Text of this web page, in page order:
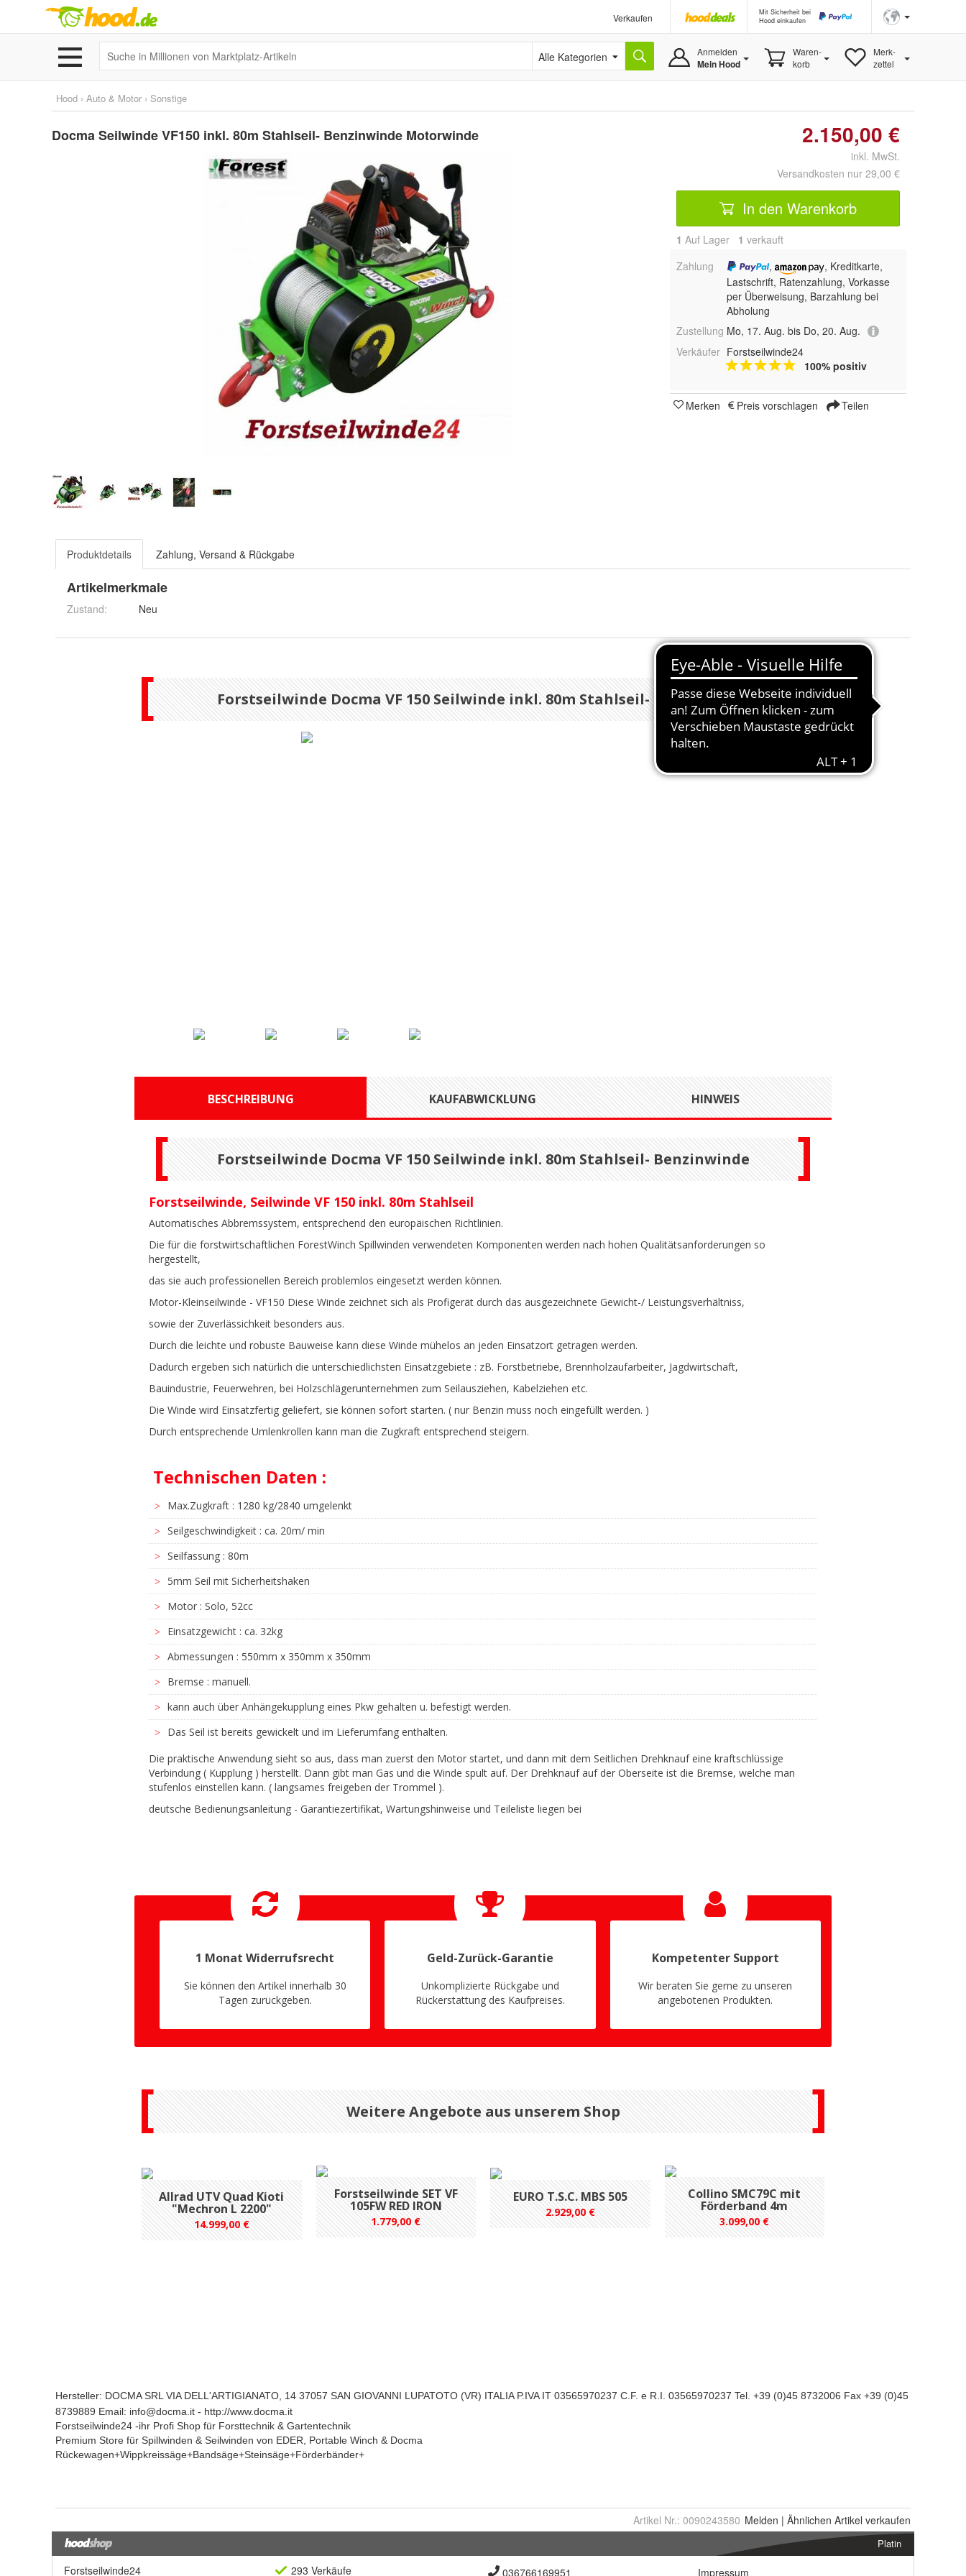
Verkaufen
Mit Sicherheit bei
Hood einkaufen
Alle Kategorien Anmelden
Mein Hood
Waren-
korb
Merk-
zettel
Hood › Auto & Motor › Sonstige
Docma Seilwinde VF150 inkl. 80m Stahlseil- Benzinwinde Motorwinde 2.150,00 €
inkl. MwSt.
Versandkosten nur 29,00 €
In den Warenkorb
1 Auf Lager 1 verkauft
Zahlung
,
, Kreditkarte,
Lastschrift, Ratenzahlung, Vorkasse
per Überweisung, Barzahlung bei
Abholung
Zustellung Mo, 17. Aug. bis Do, 20. Aug.
Verkäufer Forstseilwinde24
100% positiv
Merken Preis vorschlagen Teilen
Produktdetails Zahlung, Versand & Rückgabe
Artikelmerkmale
Zustand: Neu
Artikel Nr.: 0090243580 Melden | Ähnlichen Artikel verkaufen
Platin
Forstseilwinde24 293 Verkäufe 036766169951 Impressum